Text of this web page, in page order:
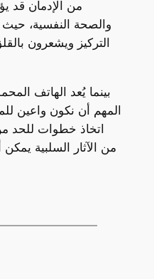
من الإدمان قد
والصحة النفسية،
التركيز ويشعرون
بينما يُعد الهاتف
المهم أن نكون واعين
اتخاذ خطوات للحد
من الآثار السلبية